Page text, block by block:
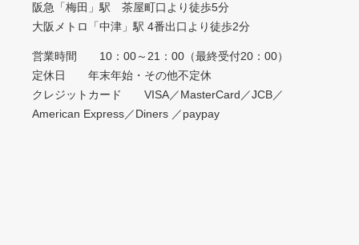
阪急「梅田」駅 茶屋町口より徒歩5分
大阪メトロ「中津」駅 4番出口より徒歩2分
営業時間 10：00～21：00（最終受付20：00）
定休日 年末年始・その他不定休
クレジットカード VISA／MasterCard／JCB／
American Express／Diners ／paypay